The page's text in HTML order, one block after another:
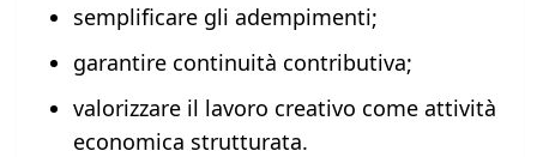
semplificare gli adempimenti;
garantire continuità contributiva;
valorizzare il lavoro creativo come attività
economica strutturata.